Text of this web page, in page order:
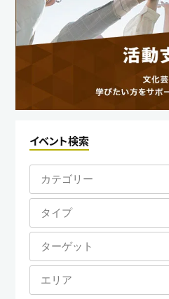
イベント検索